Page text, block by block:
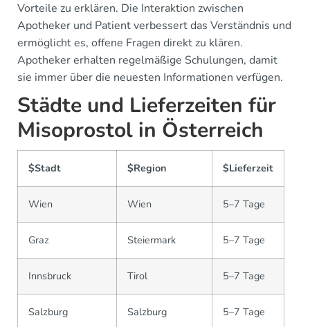
Vorteile zu erklären. Die Interaktion zwischen
Apotheker und Patient verbessert das Verständnis und
ermöglicht es, offene Fragen direkt zu klären.
Apotheker erhalten regelmäßige Schulungen, damit
sie immer über die neuesten Informationen verfügen.
Städte und Lieferzeiten für
Misoprostol in Österreich
$Stadt $Region $Lieferzeit
Wien Wien 5–7 Tage
Graz Steiermark 5–7 Tage
Innsbruck Tirol 5–7 Tage
Salzburg Salzburg 5–7 Tage